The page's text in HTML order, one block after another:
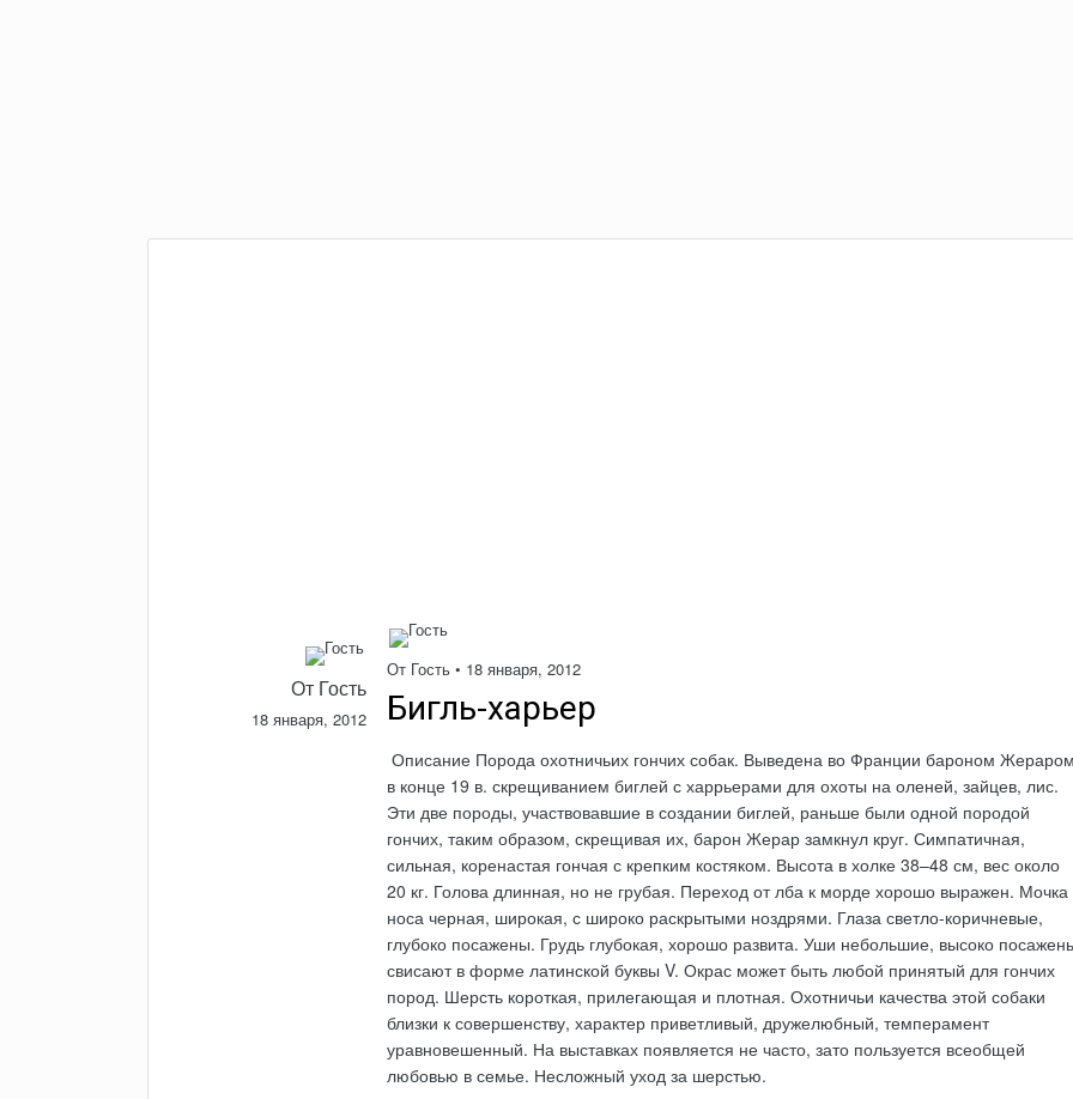
От Гость
18 января, 2012
От Гость • 18 января, 2012
Бигль-харьер
Описание Порода охотничьих гончих собак. Выведена во Франции бароном
в конце 19 в. скрещиванием биглей с харрьерами для охоты на оленей, зайцев, лис.
Эти две породы, участвовавшие в создании биглей, раньше были одной породой
гончих, таким образом, скрещивая их, барон Жерар замкнул круг. Симпатичная,
сильная, коренастая гончая с крепким костяком. Высота в холке 38–48 см, вес около
20 кг. Голова длинная, но не грубая. Переход от лба к морде хорошо выражен. Мочка
носа черная, широкая, с широко раскрытыми ноздрями. Глаза светло-коричневые,
глубоко посажены. Грудь глубокая, хорошо развита. Уши небольшие, высоко
свисают в форме латинской буквы V. Окрас может быть любой принятый для гончих
пород. Шерсть короткая, прилегающая и плотная. Охотничьи качества этой собаки
близки к совершенству, характер приветливый, дружелюбный, темперамент
уравновешенный. На выставках появляется не часто, зато пользуется всеобщей
любовью в семье. Несложный уход за шерстью.